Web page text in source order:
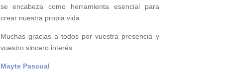
se encabeza como herramienta esencial para
crear nuestra propia vida.
Muchas gracias a todos por vuestra presencia y
vuestro sincero interés.
Mayte Pascual